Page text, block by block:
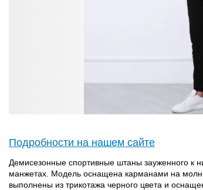
Подробности на нашем сайте
Демисезонные спортивные штаны зауженного к
манжетах. Модель оснащена карманами на
выполнены из трикотажа черного цвета и